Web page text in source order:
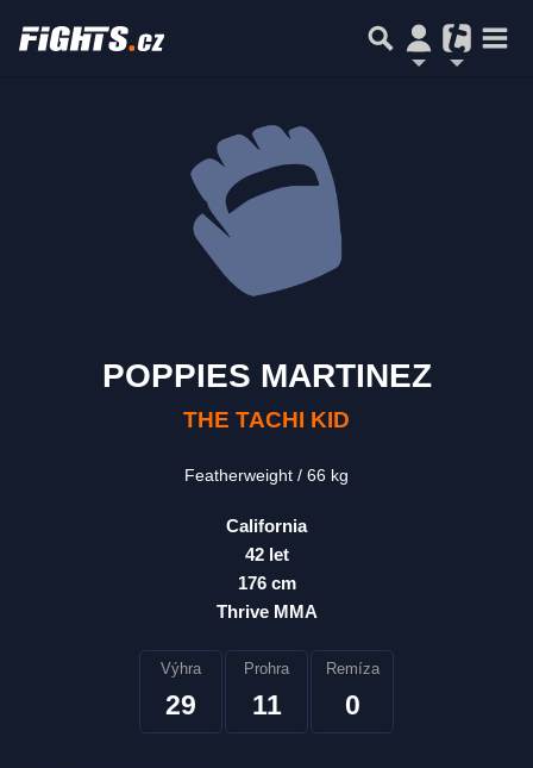
POPPIES MARTINEZ
THE TACHI KID
Featherweight 66 kg
California
42 let
176 cm
Thrive MMA
Výhra
29
Prohra
11
Remíza
0